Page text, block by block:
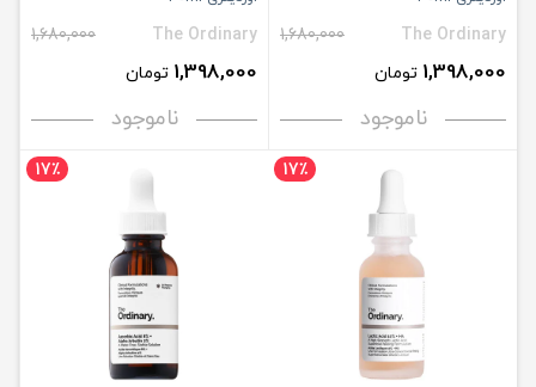
The Ordinary
1,680,000
1,398,000 تومان
ناموجود
The Ordinary
1,680,000
1,398,000 تومان
ناموجود
17٪ 17٪